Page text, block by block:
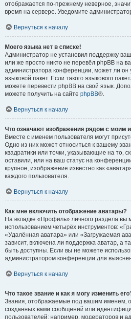
отображается по-прежнему неверное,
время на сервере. Уведомите
Вернуться к началу
Моего языка нет в списке!
Администратор не установил поддержку
или же просто никто не перевёл phpBB на
администратора конференции, может ли он
языковой пакет. Если такого языкового
можете перевести phpBB на свой язык.
можете получить на сайте phpBB®.
Вернуться к началу
Что означают изображения рядом с моим
Вместе с именем пользователя могут
Одно из них может относиться к вашему
квадратики или точки, указывающие на то,
оставили, или на ваш статус на
крупное, изображение известно как
каждого пользователя.
Вернуться к началу
Как мне включить отображение аватары?
На вкладке «Профиль» личного раздела вы
использованием четырёх инструментов:
«Удалённая аватара» или «Загружаемая
зависит, включена ли поддержка аватар, а
быть доступны. Если вы не можете
администратором конференции для
Вернуться к началу
Что такое звание и как я могу изменить
Звания, отображаемые под вашим именем,
созданных вами сообщений или
пользователей: например, модераторов и